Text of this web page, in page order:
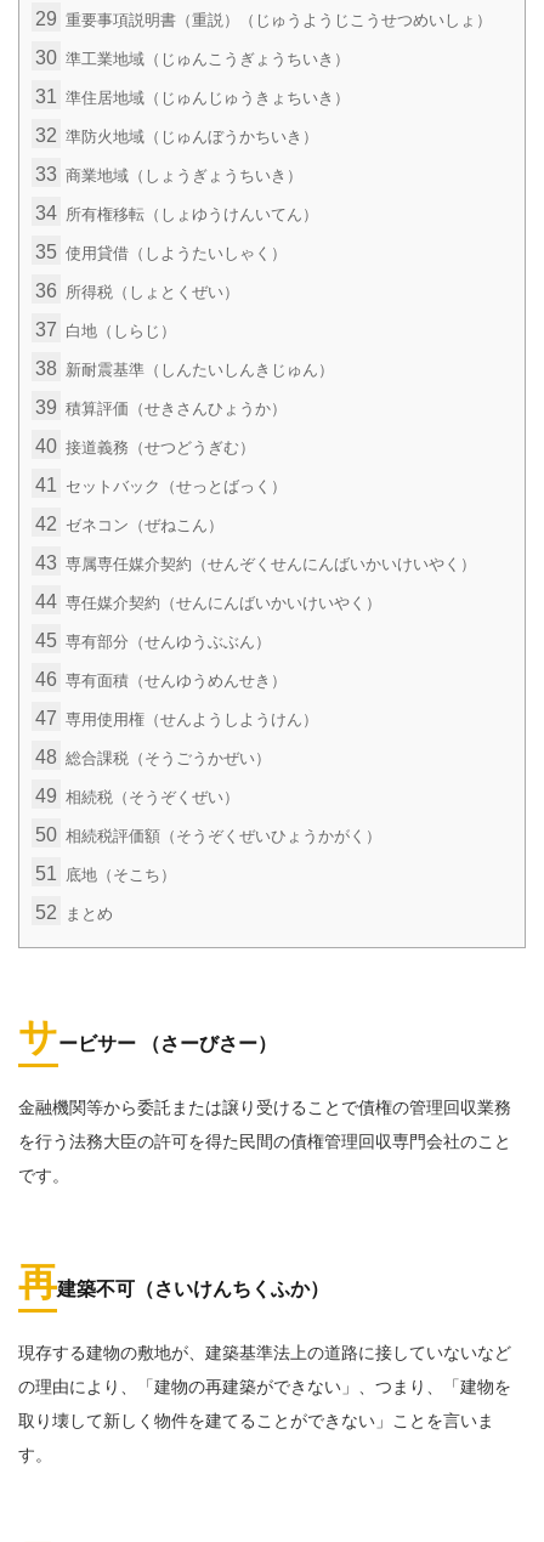
29 重要事項説明書（重説）（じゅうようじこうせつめいしょ）
30 準工業地域（じゅんこうぎょうちいき）
31 準住居地域（じゅんじゅうきょちいき）
32 準防火地域（じゅんぼうかちいき）
33 商業地域（しょうぎょうちいき）
34 所有権移転（しょゆうけんいてん）
35 使用貸借（しようたいしゃく）
36 所得税（しょとくぜい）
37 白地（しらじ）
38 新耐震基準（しんたいしんきじゅん）
39 積算評価（せきさんひょうか）
40 接道義務（せつどうぎむ）
41 セットバック（せっとばっく）
42 ゼネコン（ぜねこん）
43 専属専任媒介契約（せんぞくせんにんばいかいけいやく）
44 専任媒介契約（せんにんばいかいけいやく）
45 専有部分（せんゆうぶぶん）
46 専有面積（せんゆうめんせき）
47 専用使用権（せんようしようけん）
48 総合課税（そうごうかぜい）
49 相続税（そうぞくぜい）
50 相続税評価額（そうぞくぜいひょうかがく）
51 底地（そこち）
52 まとめ
サービサー （さーびさー）
金融機関等から委託または譲り受けることで債権の管理回収業務
を行う法務大臣の許可を得た民間の債権管理回収専門会社のこと
です。
再建築不可（さいけんちくふか）
現存する建物の敷地が、建築基準法上の道路に接していないなど
の理由により、「建物の再建築ができない」、つまり、「建物を
取り壊して新しく物件を建てることができない」ことを言いま
す。